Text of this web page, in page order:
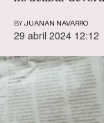
BY JUANAN NAVARRO
29 abril 2024 12:12